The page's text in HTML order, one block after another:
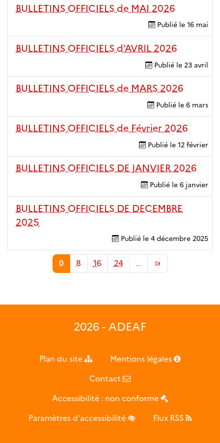
BULLETINS OFFICIELS de MAI 2026
Publié le 16 mai
BULLETINS OFFICIELS d’AVRIL 2026
Publié le 23 avril
BULLETINS OFFICIELS de MARS 2026
Publié le 6 mars
BULLETINS OFFICIELS de Février 2026
Publié le 12 février
BULLETINS OFFICIELS DE JANVIER 2026
Publié le 6 janvier
BULLETINS OFFICIELS DE DECEMBRE
2025
Publié le 4 décembre 2025
0 8 16 24 ...
2026 - ADEAF
Plan du site Mentions légales
Contact
Accessibilité : non conforme
Paramètres d'accessibilité Flux RSS